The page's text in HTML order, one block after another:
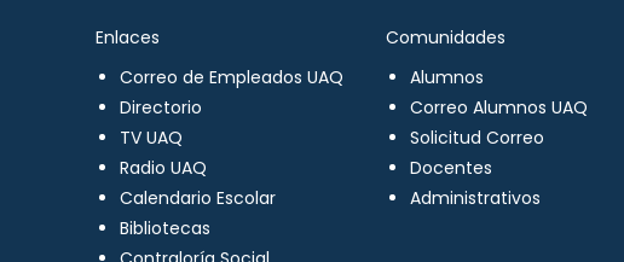
Enlaces
Correo de Empleados UAQ
Directorio
TV UAQ
Radio UAQ
Calendario Escolar
Bibliotecas
Comunidades
Alumnos
Correo Alumnos UAQ
Solicitud Correo
Docentes
Administrativos